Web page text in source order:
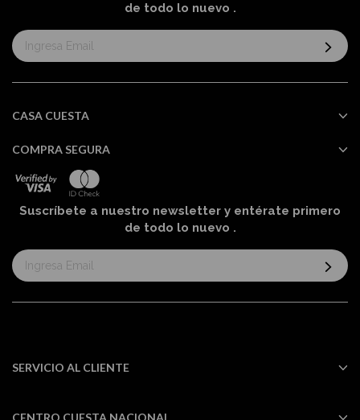
de todo lo nuevo .
Suscríbase
al
informativo:
CASA CUESTA
COMPRA SEGURA
Suscríbete a nuestro newsletter y entérate primero
de todo lo nuevo .
Suscríbase
al
informativo:
SERVICIO AL CLIENTE